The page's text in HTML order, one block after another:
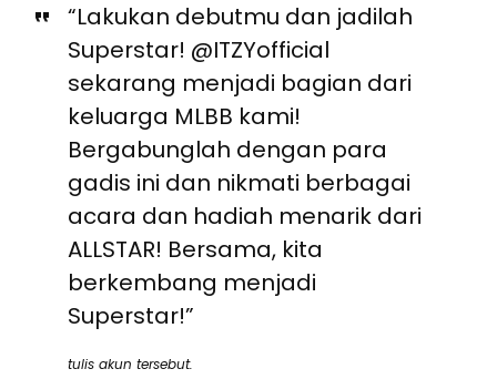
“Lakukan debutmu dan jadilah
Superstar! @ITZYofficial
sekarang menjadi bagian dari
keluarga MLBB kami!
Bergabunglah dengan para
gadis ini dan nikmati berbagai
acara dan hadiah menarik dari
ALLSTAR! Bersama, kita
berkembang menjadi
Superstar!”
tulis akun tersebut.